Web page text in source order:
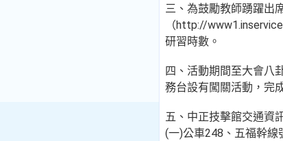
三、為鼓勵教師踴躍出
（http://
研習時數。
四、活動期間至大會八
務台設有闖關活動，完
五、中正技擊館交通資
(一)公車248、五福幹線